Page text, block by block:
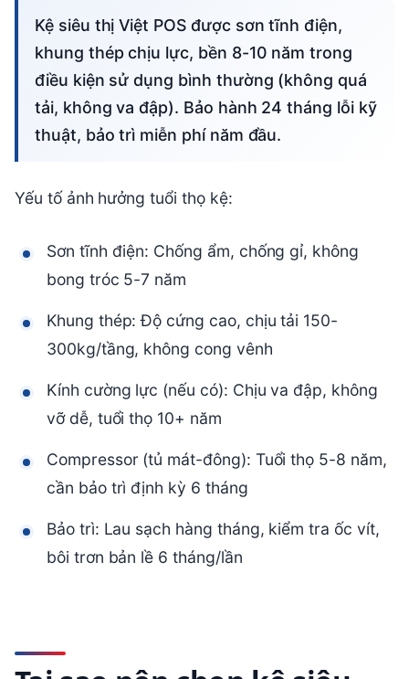
Kệ siêu thị Việt POS được sơn tĩnh điện,
khung thép chịu lực, bền 8-10 năm trong
điều kiện sử dụng bình thường (không quá
tải, không va đập). Bảo hành 24 tháng lỗi kỹ
thuật, bảo trì miễn phí năm đầu.
Yếu tố ảnh hưởng tuổi thọ kệ:
Sơn tĩnh điện: Chống ẩm, chống gỉ, không
bong tróc 5-7 năm
Khung thép: Độ cứng cao, chịu tải 150-
300kg/tầng, không cong vênh
Kính cường lực (nếu có): Chịu va đập, không
vỡ dễ, tuổi thọ 10+ năm
Compressor (tủ mát-đông): Tuổi thọ 5-8 năm,
cần bảo trì định kỳ 6 tháng
Bảo trì: Lau sạch hàng tháng, kiểm tra ốc vít,
bôi trơn bản lề 6 tháng/lần